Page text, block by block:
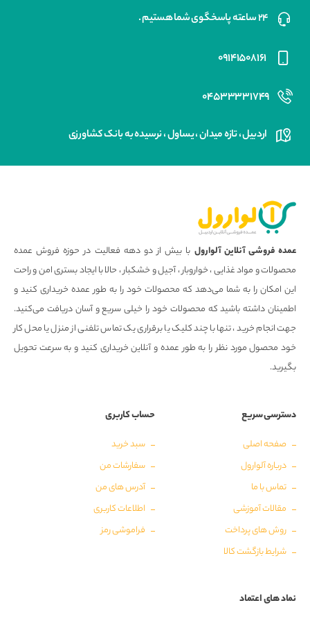
۲۴ ساعته پاسخگوی شما هستیم .
۰۹۱۴۱۵۰۸۱۶۱
۰۴۵۳۳۳۳۱۷۴۹
اردبیل ، تازه میدان ، یساول ، نرسیده به بانک کشاورزی
عمده فروشی آنلاین آلوارول با بیش از دو دهه فعالیت در حوزه فروش عمده
محصولات و مواد غذایی ، خواروبار ، آجیل و خشکبار ، حالا با ایجاد بستری امن و راحت
این امکان را به شما می‌دهد که محصولات خود را به طور عمده خریداری کنید و
اطمینان داشته باشید که محصولات خود را خیلی سریع و آسان دریافت می‌کنید.
جهت انجام خرید ، تنها با چند کلیک یا برقراری یک تماس تلفنی از منزل یا محل کار
خود محصول مورد نظر را به طور عمده و آنلاین خریداری کنید و به سرعت تحویل
بگیرید.
دسترسی سریع
صفحه اصلی
درباره آلوارول
تماس با ما
مقالات آموزشی
روش های پرداخت
شرایط بازگشت کالا
حساب کاربری
سبد خرید
سفارشات من
آدرس های من
اطلاعات کاربری
فراموشی رمز
نماد های اعتماد